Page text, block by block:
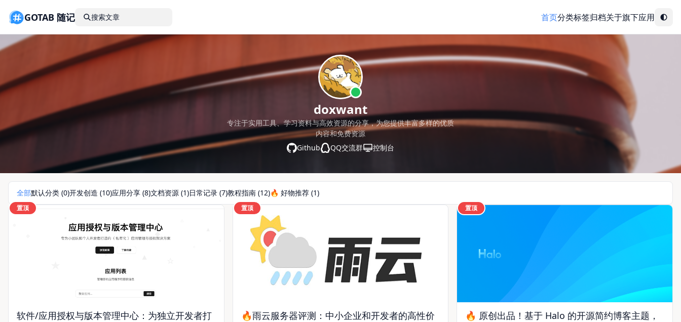
GOTAB 随记 搜索文章 首页分类标签归档关于旗下应用
doxwant
专注于实用工具、学习资料与高效资源的分享，为您提供丰富多样的优质
内容和免费资源
Github
QQ交流群 控制台
全部默认分类 (0)开发创造 (10)应用分享 (8)文档资源 (1)日常记录 (7)教程指南 (12)🔥 好物推荐 (1)
置顶
软件/应用授权与版本管理中心：为独立开发者打
置顶
🔥雨云服务器评测：中小企业和开发者的高性价
置顶
🔥 原创出品！基于 Halo 的开源简约博客主题，